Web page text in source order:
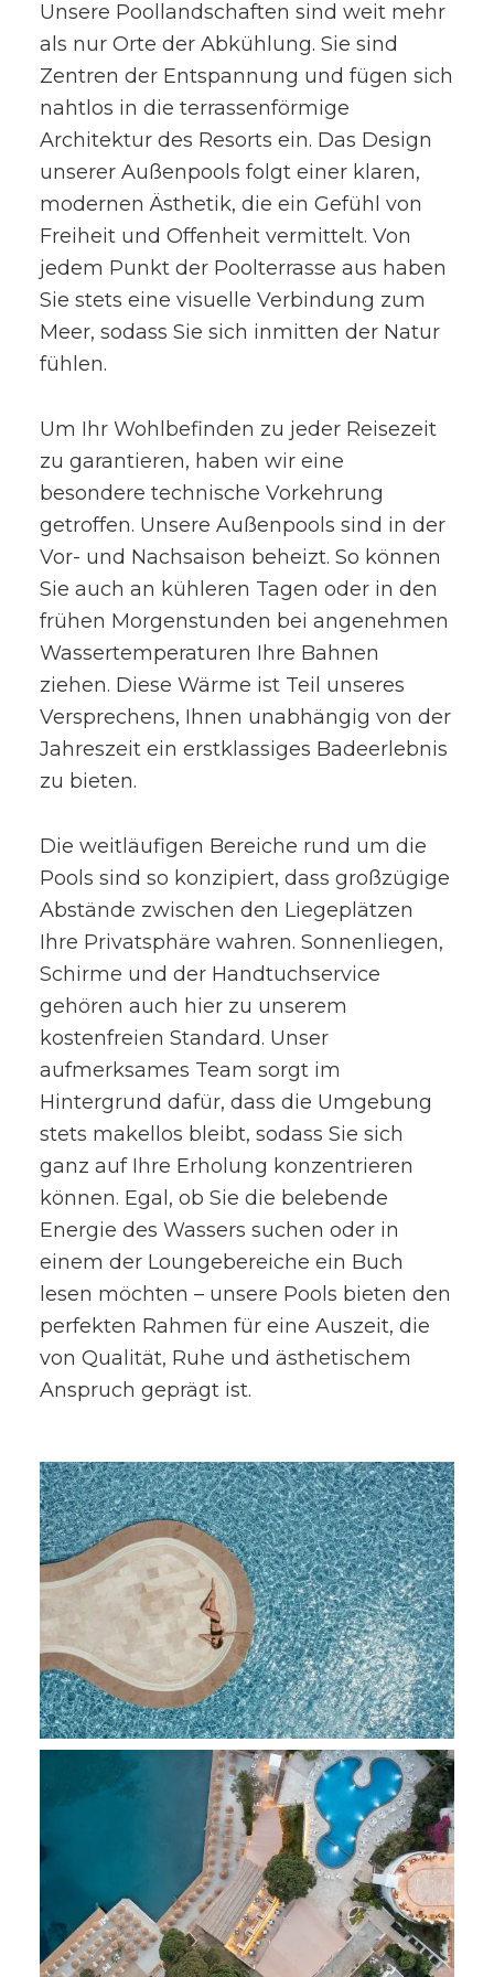
Unsere Poollandschaften sind weit mehr
als nur Orte der Abkühlung. Sie sind
Zentren der Entspannung und fügen sich
nahtlos in die terrassenförmige
Architektur des Resorts ein. Das Design
unserer Außenpools folgt einer klaren,
modernen Ästhetik, die ein Gefühl von
Freiheit und Offenheit vermittelt. Von
jedem Punkt der Poolterrasse aus haben
Sie stets eine visuelle Verbindung zum
Meer, sodass Sie sich inmitten der Natur
fühlen.
Um Ihr Wohlbefinden zu jeder Reisezeit
zu garantieren, haben wir eine
besondere technische Vorkehrung
getroffen. Unsere Außenpools sind in der
Vor- und Nachsaison beheizt. So können
Sie auch an kühleren Tagen oder in den
frühen Morgenstunden bei angenehmen
Wassertemperaturen Ihre Bahnen
ziehen. Diese Wärme ist Teil unseres
Versprechens, Ihnen unabhängig von der
Jahreszeit ein erstklassiges Badeerlebnis
zu bieten.
Die weitläufigen Bereiche rund um die
Pools sind so konzipiert, dass großzügige
Abstände zwischen den Liegeplätzen
Ihre Privatsphäre wahren. Sonnenliegen,
Schirme und der Handtuchservice
gehören auch hier zu unserem
kostenfreien Standard. Unser
aufmerksames Team sorgt im
Hintergrund dafür, dass die Umgebung
stets makellos bleibt, sodass Sie sich
ganz auf Ihre Erholung konzentrieren
können. Egal, ob Sie die belebende
Energie des Wassers suchen oder in
einem der Loungebereiche ein Buch
lesen möchten – unsere Pools bieten den
perfekten Rahmen für eine Auszeit, die
von Qualität, Ruhe und ästhetischem
Anspruch geprägt ist.